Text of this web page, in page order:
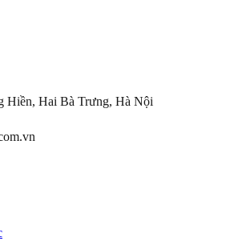
Hiền, Hai Bà Trưng, Hà Nội